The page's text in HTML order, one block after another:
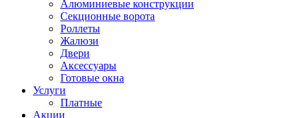
Алюминиевые конструкции
Секционные ворота
Роллеты
Жалюзи
Двери
Аксессуары
Готовые окна
Услуги
Платные
Акции